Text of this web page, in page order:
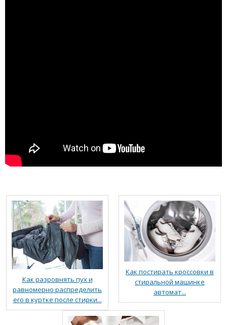
Как разровнять пух и
равномерно распределить
его в куртке после стирки...
Как постирать кроссовки в
стиральной машинке
автомат...